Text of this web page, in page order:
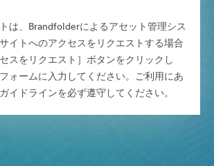
は、Brandfolderによるアセット管理シス
イトへのアクセスをリクエストする場合
スをリクエスト］ボタンをクリックし
ォームに入力してください。ご利用にあ
イドラインを必ず遵守してください。